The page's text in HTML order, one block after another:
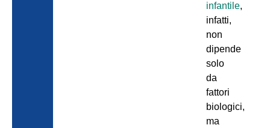
infantile,
infatti,
non
dipende
solo
da
fattori
biologici,
ma